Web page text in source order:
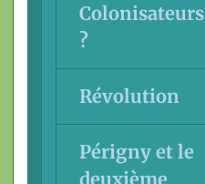
Colonisateurs
?
Révolution
Périgny et le
deuxième